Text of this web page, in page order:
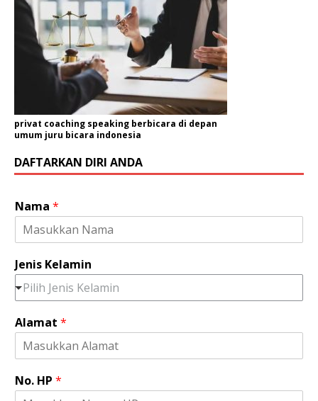
privat coaching speaking berbicara di depan
umum juru bicara indonesia
DAFTARKAN DIRI ANDA
Nama *
Jenis Kelamin
Pilih Jenis Kelamin
Alamat *
No. HP *